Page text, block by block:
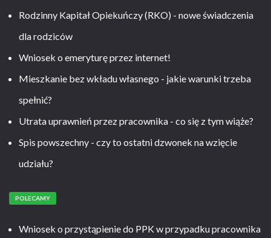
Rodzinny Kapitał Opiekuńczy (RKO) - nowe świadczenia
dla rodziców
Wniosek o emeryturę przez internet!
Mieszkanie bez wkładu własnego - jakie warunki trzeba
spełnić?
Utrata uprawnień przez pracownika - co się z tym wiąże?
Spis powszechny - czy to ostatni dzwonek na wzięcie
udziału?
POLECAMY
Wniosek o przystąpienie do PPK w przypadku pracownika